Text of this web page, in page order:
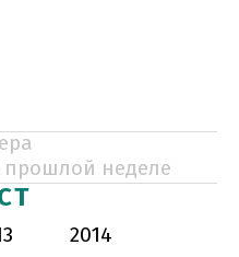
прошлой неделе
2014